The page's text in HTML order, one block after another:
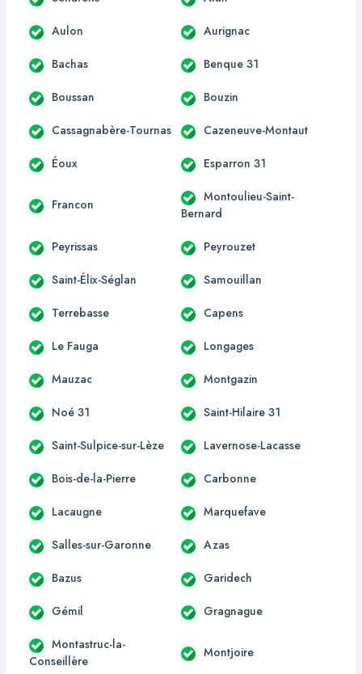
Aulon Aurignac
Bachas Benque 31
Boussan Bouzin
Cassagnabère-Tournas Cazeneuve-Montaut
Éoux Esparron 31
Francon
Montoulieu-Saint-
Bernard
Peyrissas Peyrouzet
Saint-Élix-Séglan Samouillan
Terrebasse Capens
Le Fauga Longages
Mauzac Montgazin
Noé 31 Saint-Hilaire 31
Saint-Sulpice-sur-Lèze Lavernose-Lacasse
Bois-de-la-Pierre Carbonne
Lacaugne Marquefave
Salles-sur-Garonne Azas
Bazus Garidech
Gémil Gragnague
Montastruc-la-
Conseillère
Montjoire